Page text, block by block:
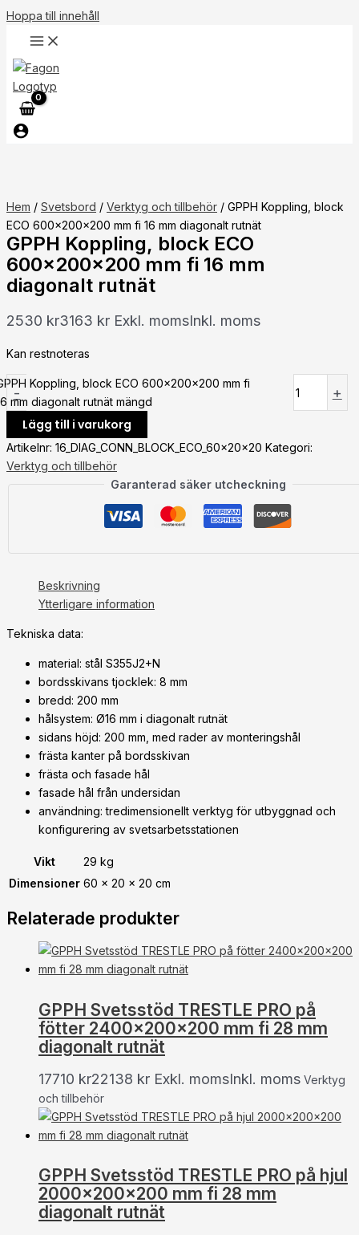
Hoppa till innehåll
Hem / Svetsbord / Verktyg och tillbehör / GPPH Koppling, block
ECO 600x200x200 mm fi 16 mm diagonalt rutnät
GPPH Koppling, block ECO
600x200x200 mm fi 16 mm
diagonalt rutnät
2530 kr3163 kr Exkl. momsInkl. moms
Kan restnoteras
-
Koppling, block ECO 600x200x200 mm fi
mm diagonalt rutnät mängd
+
Lägg till i varukorg
Artikelnr: 16_DIAG_CONN_BLOCK_ECO_60x20x20 Kategori:
Verktyg och tillbehör
Garanterad säker utcheckning
Beskrivning
Ytterligare information
Tekniska data:
material: stål S355J2+N
bordsskivans tjocklek: 8 mm
bredd: 200 mm
hålsystem: Ø16 mm i diagonalt rutnät
sidans höjd: 200 mm, med rader av monteringshål
frästa kanter på bordsskivan
frästa och fasade hål
fasade hål från undersidan
användning: tredimensionellt verktyg för utbyggnad och
konfigurering av svetsarbetsstationen
Vikt
29 kg
Dimensioner 60 × 20 × 20 cm
Relaterade produkter
GPPH Svetsstöd TRESTLE PRO på
fötter 2400x200x200 mm fi 28 mm
diagonalt rutnät
17710 kr22138 kr Exkl. momsInkl. moms Verktyg
och tillbehör
GPPH Svetsstöd TRESTLE PRO på hjul
2000x200x200 mm fi 28 mm
diagonalt rutnät